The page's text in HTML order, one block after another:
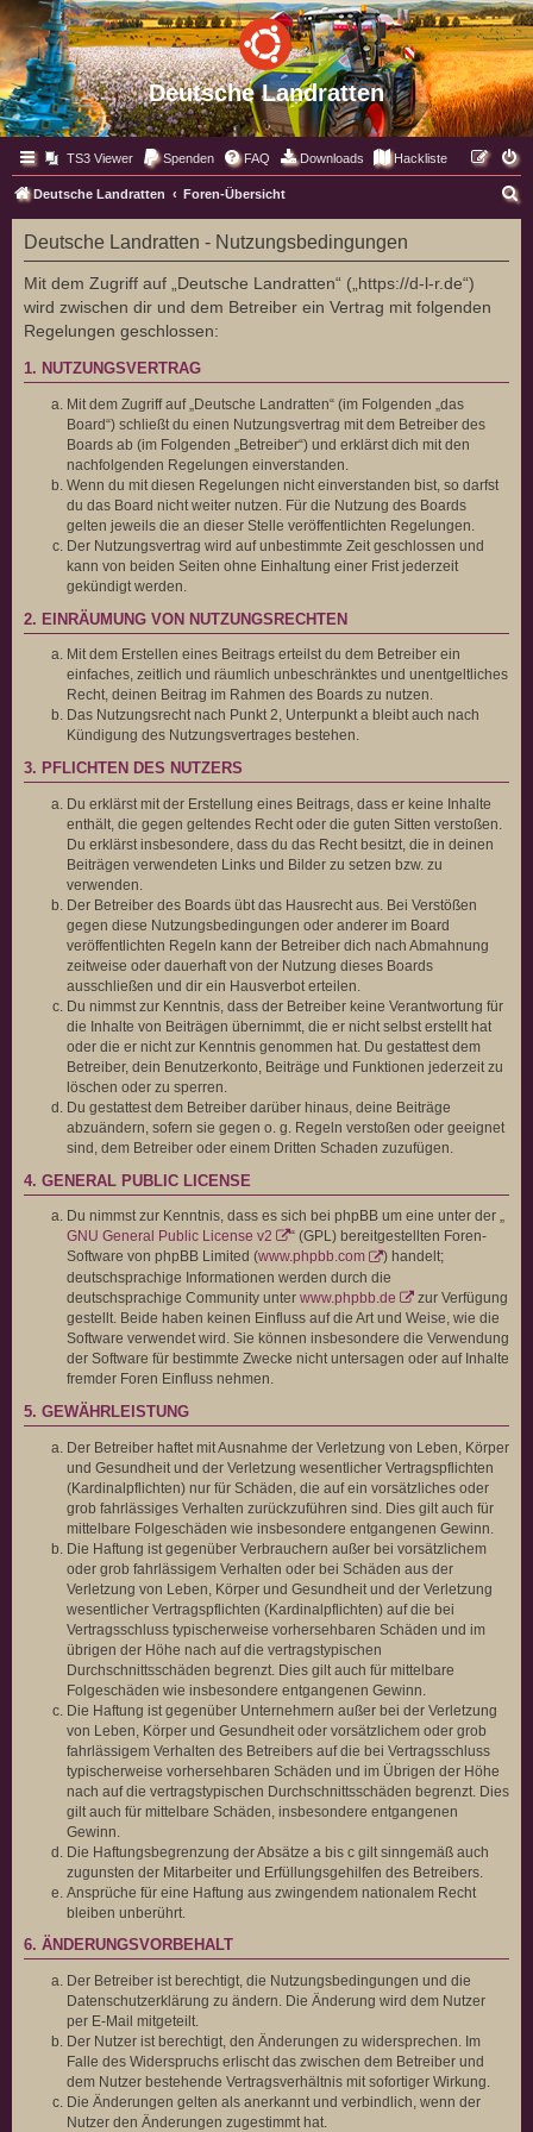
Deutsche Landratten
TS3 Viewer Spenden FAQ Downloads Hackliste
Deutsche Landratten Foren-Übersicht
u
Deutsche Landratten - Nutzungsbedingungen
Mit dem Zugriff auf „Deutsche Landratten“ („https://d-l-r.de“)
wird zwischen dir und dem Betreiber ein Vertrag mit folgenden
Regelungen geschlossen:
1. NUTZUNGSVERTRAG
Mit dem Zugriff auf „Deutsche Landratten“ (im Folgenden „das
Board“) schließt du einen Nutzungsvertrag mit dem Betreiber des
Boards ab (im Folgenden „Betreiber“) und erklärst dich mit den
nachfolgenden Regelungen einverstanden.
Wenn du mit diesen Regelungen nicht einverstanden bist, so darfst
du das Board nicht weiter nutzen. Für die Nutzung des Boards
gelten jeweils die an dieser Stelle veröffentlichten Regelungen.
Der Nutzungsvertrag wird auf unbestimmte Zeit geschlossen und
kann von beiden Seiten ohne Einhaltung einer Frist jederzeit
gekündigt werden.
2. EINRÄUMUNG VON NUTZUNGSRECHTEN
Mit dem Erstellen eines Beitrags erteilst du dem Betreiber ein
einfaches, zeitlich und räumlich unbeschränktes und unentgeltliches
Recht, deinen Beitrag im Rahmen des Boards zu nutzen.
Das Nutzungsrecht nach Punkt 2, Unterpunkt a bleibt auch nach
Kündigung des Nutzungsvertrages bestehen.
3. PFLICHTEN DES NUTZERS
Du erklärst mit der Erstellung eines Beitrags, dass er keine Inhalte
enthält, die gegen geltendes Recht oder die guten Sitten verstoßen.
Du erklärst insbesondere, dass du das Recht besitzt, die in deinen
Beiträgen verwendeten Links und Bilder zu setzen bzw. zu
verwenden.
Der Betreiber des Boards übt das Hausrecht aus. Bei Verstößen
gegen diese Nutzungsbedingungen oder anderer im Board
veröffentlichten Regeln kann der Betreiber dich nach Abmahnung
zeitweise oder dauerhaft von der Nutzung dieses Boards
ausschließen und dir ein Hausverbot erteilen.
Du nimmst zur Kenntnis, dass der Betreiber keine Verantwortung für
die Inhalte von Beiträgen übernimmt, die er nicht selbst erstellt hat
oder die er nicht zur Kenntnis genommen hat. Du gestattest dem
Betreiber, dein Benutzerkonto, Beiträge und Funktionen jederzeit zu
löschen oder zu sperren.
Du gestattest dem Betreiber darüber hinaus, deine Beiträge
abzuändern, sofern sie gegen o. g. Regeln verstoßen oder geeignet
sind, dem Betreiber oder einem Dritten Schaden zuzufügen.
4. GENERAL PUBLIC LICENSE
Du nimmst zur Kenntnis, dass es sich bei phpBB um eine unter der „
GNU General Public License v2
“ (GPL) bereitgestellten Foren-
Software von phpBB Limited (www.phpbb.com
) handelt;
deutschsprachige Informationen werden durch die
deutschsprachige Community unter www.phpbb.de
zur Verfügung
gestellt. Beide haben keinen Einfluss auf die Art und Weise, wie die
Software verwendet wird. Sie können insbesondere die Verwendung
der Software für bestimmte Zwecke nicht untersagen oder auf Inhalte
fremder Foren Einfluss nehmen.
5. GEWÄHRLEISTUNG
Der Betreiber haftet mit Ausnahme der Verletzung von Leben, Körper
und Gesundheit und der Verletzung wesentlicher Vertragspflichten
(Kardinalpflichten) nur für Schäden, die auf ein vorsätzliches oder
grob fahrlässiges Verhalten zurückzuführen sind. Dies gilt auch für
mittelbare Folgeschäden wie insbesondere entgangenen Gewinn.
Die Haftung ist gegenüber Verbrauchern außer bei vorsätzlichem
oder grob fahrlässigem Verhalten oder bei Schäden aus der
Verletzung von Leben, Körper und Gesundheit und der Verletzung
wesentlicher Vertragspflichten (Kardinalpflichten) auf die bei
Vertragsschluss typischerweise vorhersehbaren Schäden und im
übrigen der Höhe nach auf die vertragstypischen
Durchschnittsschäden begrenzt. Dies gilt auch für mittelbare
Folgeschäden wie insbesondere entgangenen Gewinn.
Die Haftung ist gegenüber Unternehmern außer bei der Verletzung
von Leben, Körper und Gesundheit oder vorsätzlichem oder grob
fahrlässigem Verhalten des Betreibers auf die bei Vertragsschluss
typischerweise vorhersehbaren Schäden und im Übrigen der Höhe
nach auf die vertragstypischen Durchschnittsschäden begrenzt. Dies
gilt auch für mittelbare Schäden, insbesondere entgangenen
Gewinn.
Die Haftungsbegrenzung der Absätze a bis c gilt sinngemäß auch
zugunsten der Mitarbeiter und Erfüllungsgehilfen des Betreibers.
Ansprüche für eine Haftung aus zwingendem nationalem Recht
bleiben unberührt.
6. ÄNDERUNGSVORBEHALT
Der Betreiber ist berechtigt, die Nutzungsbedingungen und die
Datenschutzerklärung zu ändern. Die Änderung wird dem Nutzer
per E-Mail mitgeteilt.
Der Nutzer ist berechtigt, den Änderungen zu widersprechen. Im
Falle des Widerspruchs erlischt das zwischen dem Betreiber und
dem Nutzer bestehende Vertragsverhältnis mit sofortiger Wirkung.
Die Änderungen gelten als anerkannt und verbindlich, wenn der
Nutzer den Änderungen zugestimmt hat.